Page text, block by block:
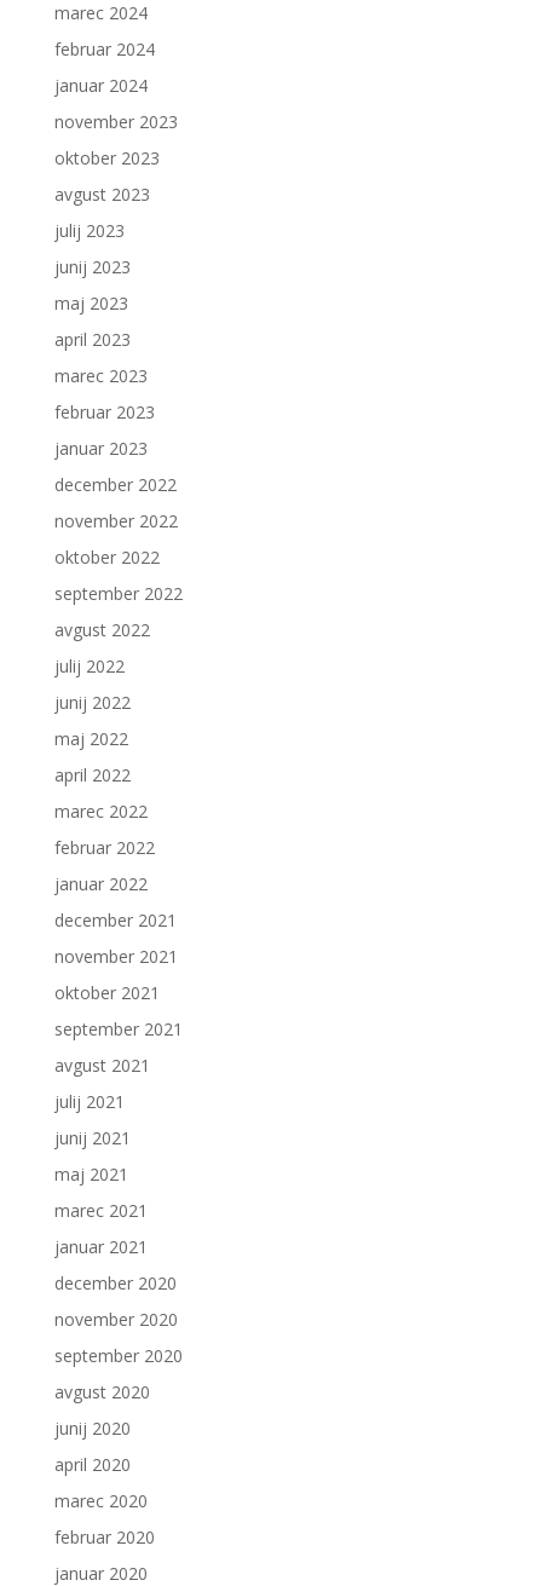
marec 2024
februar 2024
januar 2024
november 2023
oktober 2023
avgust 2023
julij 2023
junij 2023
maj 2023
april 2023
marec 2023
februar 2023
januar 2023
december 2022
november 2022
oktober 2022
september 2022
avgust 2022
julij 2022
junij 2022
maj 2022
april 2022
marec 2022
februar 2022
januar 2022
december 2021
november 2021
oktober 2021
september 2021
avgust 2021
julij 2021
junij 2021
maj 2021
marec 2021
januar 2021
december 2020
november 2020
september 2020
avgust 2020
junij 2020
april 2020
marec 2020
februar 2020
januar 2020